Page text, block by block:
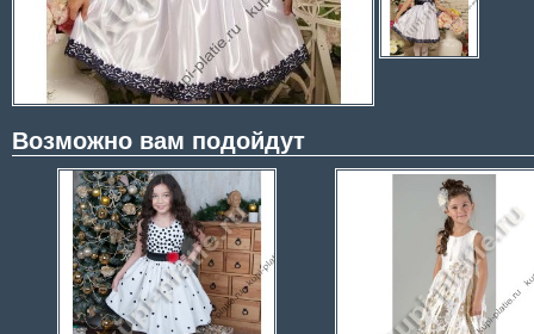
Возможно вам подойдут